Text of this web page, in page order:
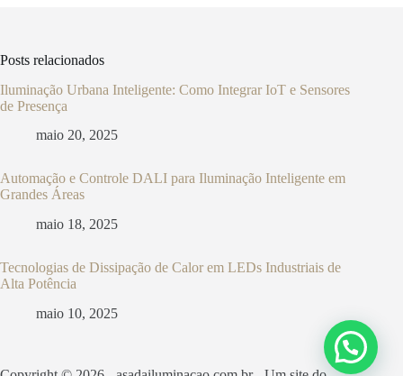
Posts relacionados
Iluminação Urbana Inteligente: Como Integrar IoT e Sensores
de Presença
maio 20, 2025
Automação e Controle DALI para Iluminação Inteligente em
Grandes Áreas
maio 18, 2025
Tecnologias de Dissipação de Calor em LEDs Industriais de
Alta Potência
maio 10, 2025